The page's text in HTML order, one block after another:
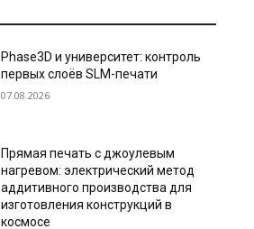
Phase3D и университет: контроль
первых слоёв SLM-печати
07.08.2026
Прямая печать с джоулевым
нагревом: электрический метод
аддитивного производства для
изготовления конструкций в
космосе